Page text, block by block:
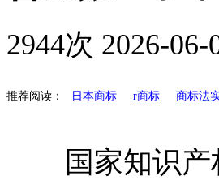
2944次 2026-06-
推荐阅读： 日本商标 r商标 商标法
国家知识产